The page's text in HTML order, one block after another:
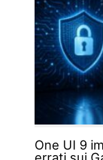
One UI 9